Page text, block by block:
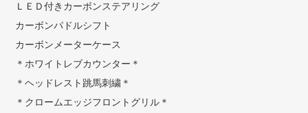
ＬＥＤ付きカーボンステアリング
カーボンパドルシフト
カーボンメーターケース
＊ホワイトレブカウンター＊
＊ヘッドレスト跳馬刺繍＊
＊クロームエッジフロントグリル＊